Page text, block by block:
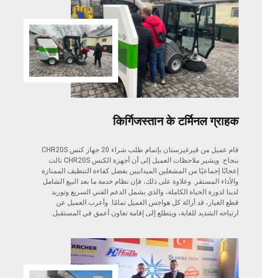
किर्गिजस्तान के टर्मिनल ग्राहक
قام عميل من قيرغيزستان بإتمام طلب شراء 20 جهاز كنس CHR20S
بنجاح. ويشير ملاحظات العميل إلى أن أجهزة الكنس CHR20S نالت
إعجابًا إجماعيًا من المشغلين الميدانيين بفضل كفاءة التنظيف الممتازة
والأداء المستقر. وعلاوة على ذلك، فإن نظام خدمة ما بعد البيع الشامل
لدينا لدورة الحياة الكاملة، والذي يشمل الدعم الفني السريع وتوريد
قطع الغيار، قد أزالة كل هواجس العميل تمامًا. وأعرب العميل عن
ارتياحه الشديد للغاية، ويتطلع إلى إقامة تعاون أعمق في المستقبل.